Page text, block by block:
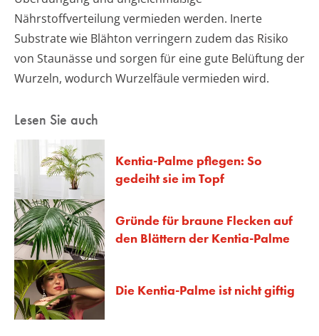
Nährstoffverteilung vermieden werden. Inerte
Substrate wie Blähton verringern zudem das Risiko
von Staunässe und sorgen für eine gute Belüftung der
Wurzeln, wodurch Wurzelfäule vermieden wird.
Lesen Sie auch
Kentia-Palme pflegen: So
gedeiht sie im Topf
Gründe für braune Flecken auf
den Blättern der Kentia-Palme
Die Kentia-Palme ist nicht giftig